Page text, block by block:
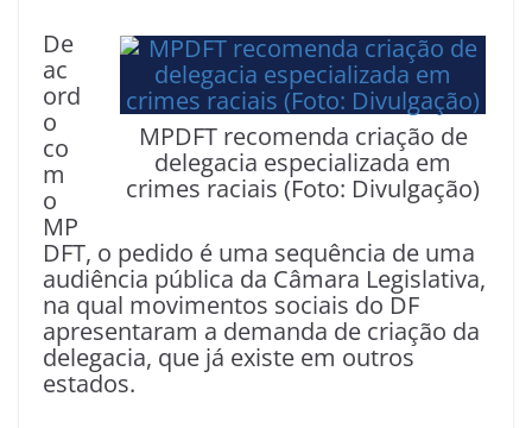
MPDFT recomenda criação de
delegacia especializada em
crimes raciais (Foto: Divulgação)
De
ac
ord
o
co
m
o
MP
DFT, o pedido é uma sequência de uma
audiência pública da Câmara Legislativa,
na qual movimentos sociais do DF
apresentaram a demanda de criação da
delegacia, que já existe em outros
estados.